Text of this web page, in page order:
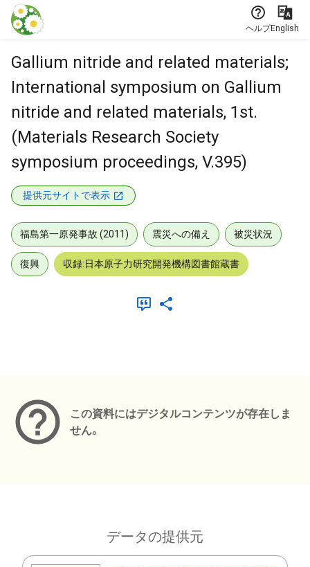
本文に飛ぶ
ヘルプEnglish
Gallium nitride and related materials;
International symposium on Gallium
nitride and related materials, 1st.
(Materials Research Society
symposium proceedings, V.395)
提供元サイトで表示
福島第一原発事故 (2011) 震災への備え 被災状況
復興 収録:日本原子力研究開発機構図書館蔵書
この資料にはデジタルコンテンツが存在しま
せん。
データの提供元